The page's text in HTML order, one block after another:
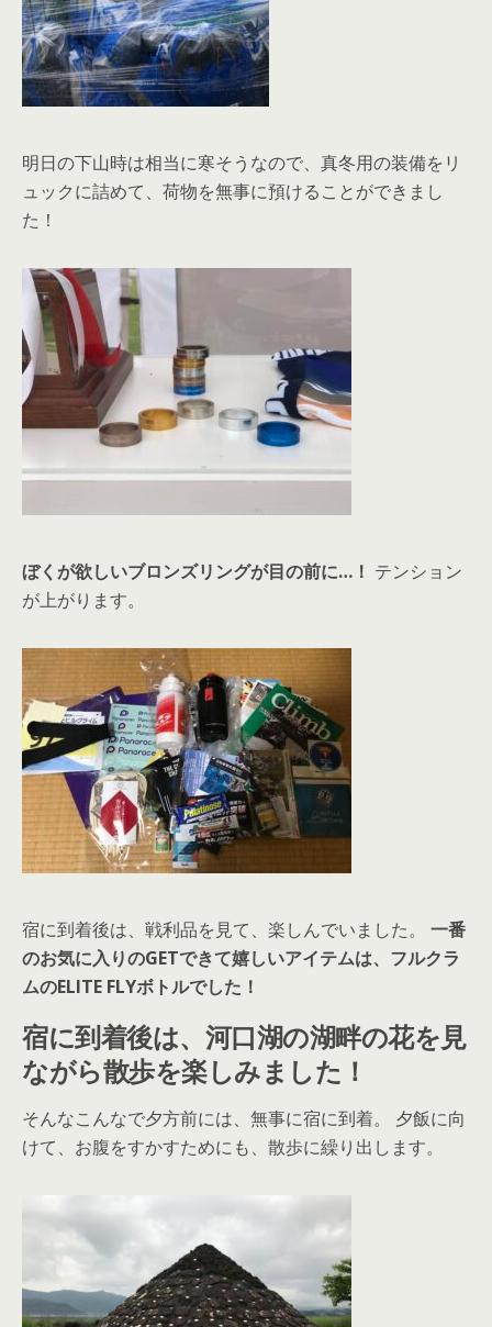
明日の下山時は相当に寒そうなので、真冬用の装備をリ
ュックに詰めて、荷物を無事に預けることができまし
た！
ぼくが欲しいブロンズリングが目の前に…！ テンション
が上がります。
宿に到着後は、戦利品を見て、楽しんでいました。 一番
のお気に入りのGETできて嬉しいアイテムは、フルクラ
ムのELITE FLYボトルでした！
宿に到着後は、河口湖の湖畔の花を見
ながら散歩を楽しみました！
そんなこんなで夕方前には、無事に宿に到着。 夕飯に向
けて、お腹をすかすためにも、散歩に繰り出します。